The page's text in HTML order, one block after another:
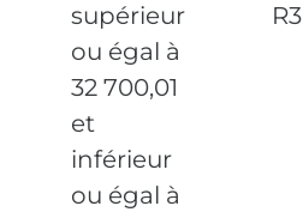
supérieur
ou égal à
32 700,01
et
inférieur
ou égal à
R3